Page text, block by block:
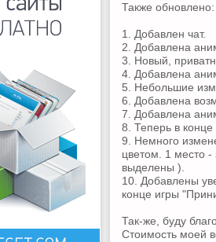
Также обновлено:
1. Добавлен чат.
2. Добавлена
3. Новый,
4. Добавлена
5. Небольшие
6. Добавлена
7. Добавлена
8. Теперь в
9. Немного
цветом. 1 место
выделены ).
10. Добавлены
конце игры
Так-же, буду
Стоимость моей